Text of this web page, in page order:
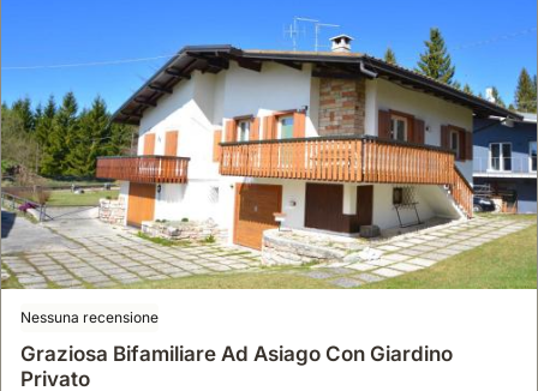
Nessuna recensione
Nessuna recensione
Graziosa Bifamiliare Ad Asiago Con Giardino
Privato